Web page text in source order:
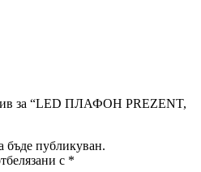
за “LED ПЛАФОН PREZENT,
бъде публикуван.
с *